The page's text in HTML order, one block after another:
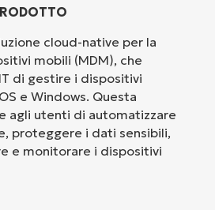
cloud-native per la
mobili (MDM), che
di gestire i dispositivi
e Windows. Questa
agli utenti di automatizzare
proteggere i dati sensibili,
e monitorare i dispositivi